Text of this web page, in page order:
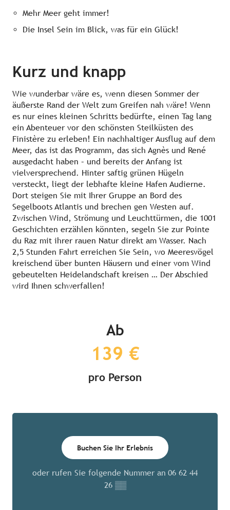
Mehr Meer geht immer!
Die Insel Sein im Blick, was für ein Glück!
Kurz und knapp
Wie wunderbar wäre es, wenn diesen Sommer der
äußerste Rand der Welt zum Greifen nah wäre! Wenn
es nur eines kleinen Schritts bedürfte, einen Tag lang
ein Abenteuer vor den schönsten Steilküsten des
Finistère zu erleben! Ein nachhaltiger Ausflug auf dem
Meer, das ist das Programm, das sich Agnès und René
ausgedacht haben – und bereits der Anfang ist
vielversprechend. Hinter saftig grünen Hügeln
versteckt, liegt der lebhafte kleine Hafen Audierne.
Dort steigen Sie mit Ihrer Gruppe an Bord des
Segelboots Atlantis und brechen gen Westen auf.
Zwischen Wind, Strömung und Leuchttürmen, die 1001
Geschichten erzählen könnten, segeln Sie zur Pointe
du Raz mit ihrer rauen Natur direkt am Wasser. Nach
2,5 Stunden Fahrt erreichen Sie Sein, wo Meeresvögel
kreischend über bunten Häusern und einer vom Wind
gebeutelten Heidelandschaft kreisen … Der Abschied
wird Ihnen schwerfallen!
Ab
139 €
pro Person
Buchen Sie Ihr Erlebnis
oder rufen Sie folgende Nummer an 06 62 44
26 ▒▒